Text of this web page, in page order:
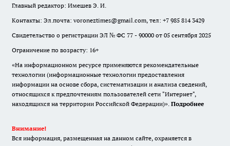
Главный редактор: Имешев Э. И.
Контакты: Эл.почта: voroneztimes@gmail.com, тел: +7 985 814 3429
Свидетельство о регистрации ЭЛ № ФС 77 - 90000 от 05 сентября 2025
Ограничение по возрасту: 16+
«На информационном ресурсе применяются рекомендательные
технологии (информационные технологии предоставления
информации на основе сбора, систематизации и анализа сведений,
относящихся к предпочтениям пользователей сети "Интернет",
находящихся на территории Российской Федерации)». Подробнее
Внимание!
Вся информация, размещенная на данном сайте, охраняется в